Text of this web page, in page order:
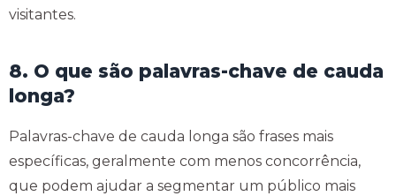
visitantes.
8. O que são palavras-chave de cauda
longa?
Palavras-chave de cauda longa são frases mais
específicas, geralmente com menos concorrência,
que podem ajudar a segmentar um público mais